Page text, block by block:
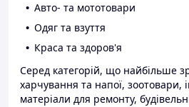
Авто- та мототовари
Одяг та взуття
Краса та здоров'я
Серед категорій, що найбільше
харчування та напої, зоотовари,
матеріали для ремонту,